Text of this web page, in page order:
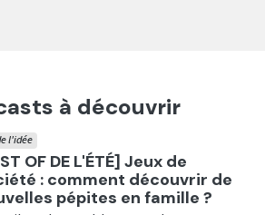
à découvrir
OF DE L'ÉTÉ] Jeux de
: comment découvrir de
pépites en famille ?
l'idée